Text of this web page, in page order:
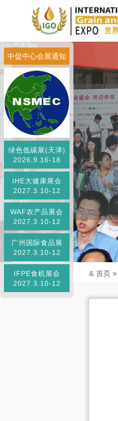
中促中心会展通知
绿色低碳展(天津)
2026.9.16-18
IHE大健康展会
2027.3.10-12
WAF农产品展会
2027.3.10-12
广州国际食品展
2027.3.10-12
IFPE食机展会
2027.3.10-12
& 首页 »